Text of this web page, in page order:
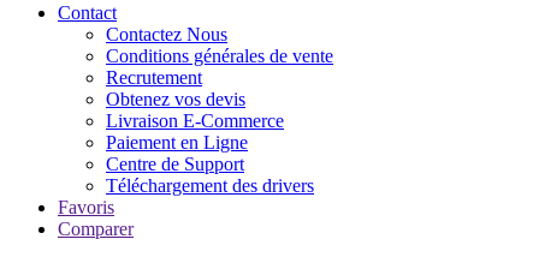
Contact
Contactez Nous
Conditions générales de vente
Recrutement
Obtenez vos devis
Livraison E-Commerce
Paiement en Ligne
Centre de Support
Téléchargement des drivers
Favoris
Comparer